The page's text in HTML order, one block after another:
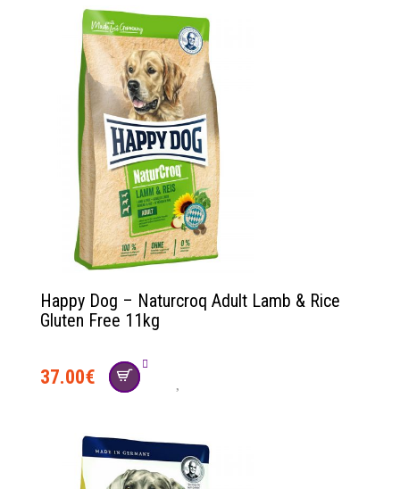
Happy Dog – Naturcroq Adult Lamb & Rice
Gluten Free 11kg
37.00€